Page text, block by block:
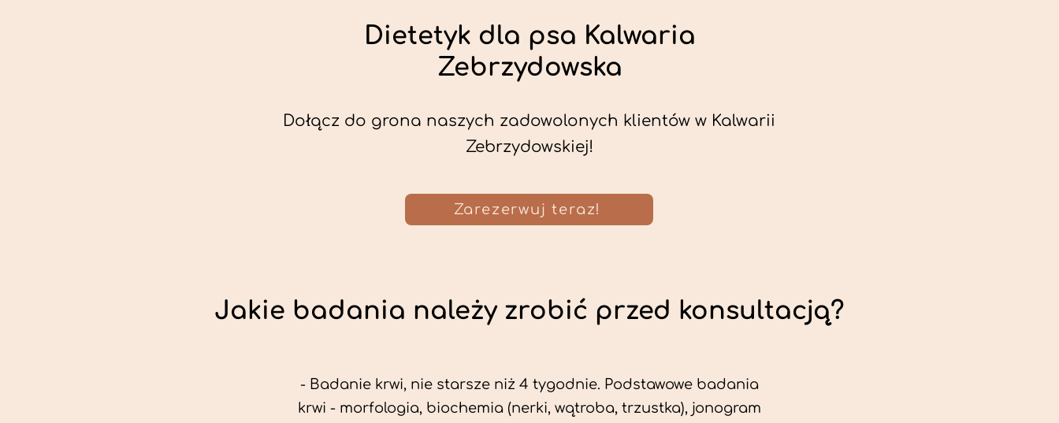
Dietetyk dla psa Kalwaria
Zebrzydowska
Dołącz do grona naszych zadowolonych klientów w Kalwarii
Zebrzydowskiej!
Zarezerwuj teraz!
Jakie badania należy zrobić przed konsultacją?
- Badanie krwi, nie starsze niż 4 tygodnie. Podstawowe badania
krwi - morfologia, biochemia (nerki, wątroba, trzustka), jonogram